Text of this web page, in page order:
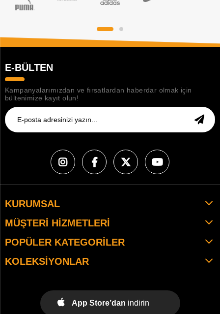
E-BÜLTEN
Kampanyalarımızdan ve fırsatlardan haberdar olmak için
bültenimize kayıt olun!
KURUMSAL
MÜŞTERI HIZMETLERI
POPÜLER KATEGORILER
KOLEKSIYONLAR
App Store’dan indirin